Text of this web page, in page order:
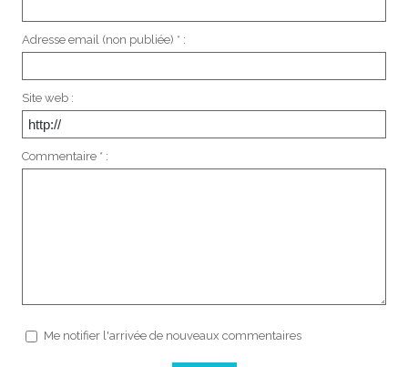
Adresse email (non publiée) * :
Site web :
Commentaire * :
Me notifier l'arrivée de nouveaux commentaires